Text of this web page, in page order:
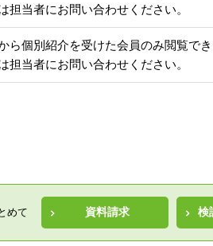
担当者にお問い合わせください。
ら個別紹介を受けた会員のみ閲覧でき
担当者にお問い合わせください。
めて 資料請求 検